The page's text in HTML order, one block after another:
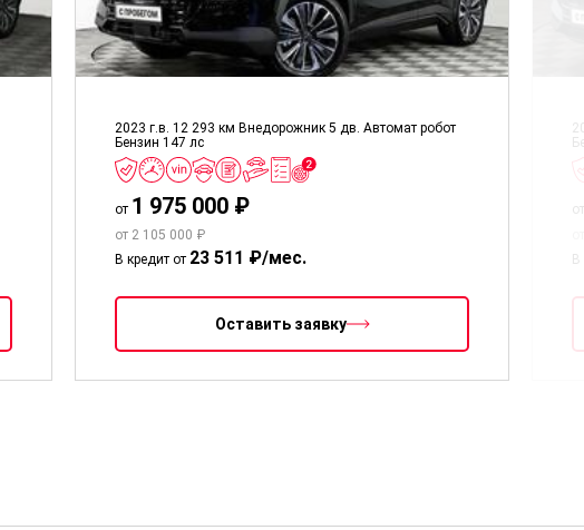
2023 г.в. 12 293 км Внедорожник 5 дв. Автомат робот
Бензин 147 лс
от 1 975 000 ₽
от 2 105 000 ₽
В кредит от 23 511 ₽/мес.
Оставить заявку
В